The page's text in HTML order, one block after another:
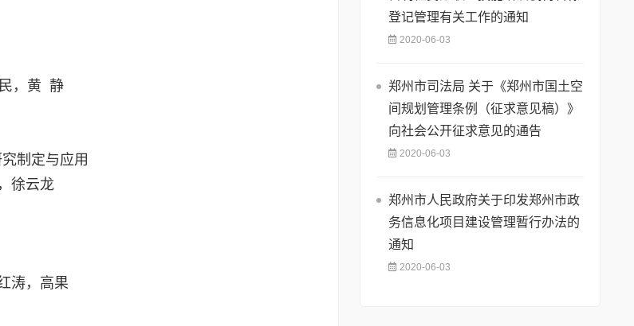
民，黄 静
制定与应用
徐云龙
涛，高果
登记管理有关工作的通知
2020-06-03
郑州市司法局 关于《郑州市国土空
间规划管理条例（征求意见稿）》
向社会公开征求意见的通告
2020-06-03
郑州市人民政府关于印发郑州市政
务信息化项目建设管理暂行办法的
通知
2020-06-03